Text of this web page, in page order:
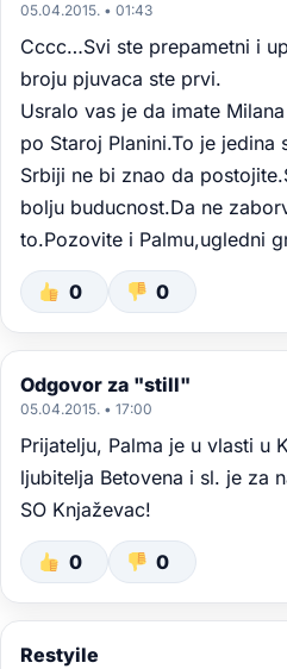
05.04.2015. • 01:43
Cccc…Svi ste prepametni i
broju pjuvaca ste prvi.
Usralo vas je da imate
po Staroj Planini.To je
Srbiji ne bi znao da
bolju buducnost.Da ne
to.Pozovite i Palmu,ugledni
0 0
Odgovor za "still"
05.04.2015. • 17:00
Prijatelju, Palma je u vlasti u
ljubitelja Betovena i sl. je za
SO Knjaževac!
0 0
Restyile